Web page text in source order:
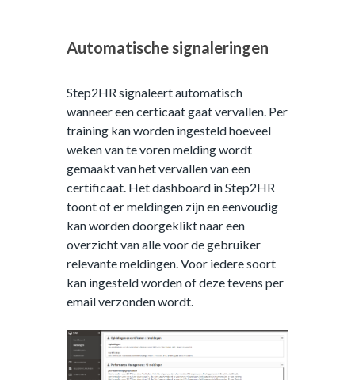
Automatische signaleringen
Step2HR signaleert automatisch
wanneer een certicaat gaat vervallen. Per
training kan worden ingesteld hoeveel
weken van te voren melding wordt
gemaakt van het vervallen van een
certificaat. Het dashboard in Step2HR
toont of er meldingen zijn en eenvoudig
kan worden doorgeklikt naar een
overzicht van alle voor de gebruiker
relevante meldingen. Voor iedere soort
kan ingesteld worden of deze tevens per
email verzonden wordt.